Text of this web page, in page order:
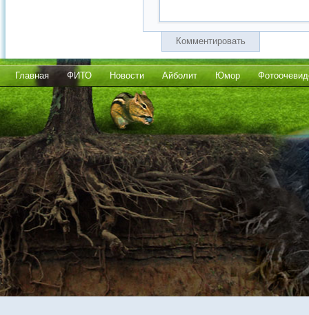
Комментировать
Главная ФИТО Новости Айболит Юмор